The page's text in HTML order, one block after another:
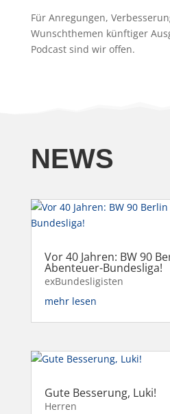
Für Anregungen,
Wunschthemen künftiger
Podcast sind wir offen.
NEWS
Vor 40 Jahren: BW 90
Abenteuer-Bundesliga!
exBundesligisten
mehr lesen
Gute Besserung, Luki!
Herren